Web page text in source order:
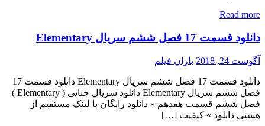
Read more
دانلود قسمت 17 فصل ششم سریال Elementary
آگوست 24, 2018 باران فیلم
دانلود قسمت 17 فصل ششم سریال Elementary دانلود قسمت 17
فصل ششم سریال Elementary دانلود سریال جنایی ( Elementary )
فصل ششم قسمت هفدهم « دانلود رایگان با لینک مستقیم از
هستی دانلود » کیفیت […]